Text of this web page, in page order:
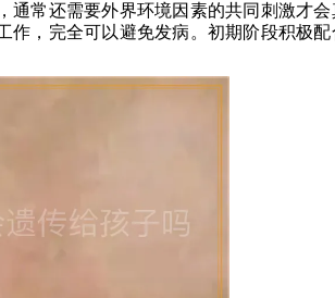
常还需要外界环境因素的共同刺激才会
，完全可以避免发病。初期阶段积极